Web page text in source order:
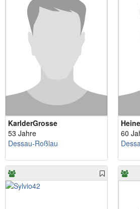
KarlderGrosse
53 Jahre
Dessau-Roßlau
60